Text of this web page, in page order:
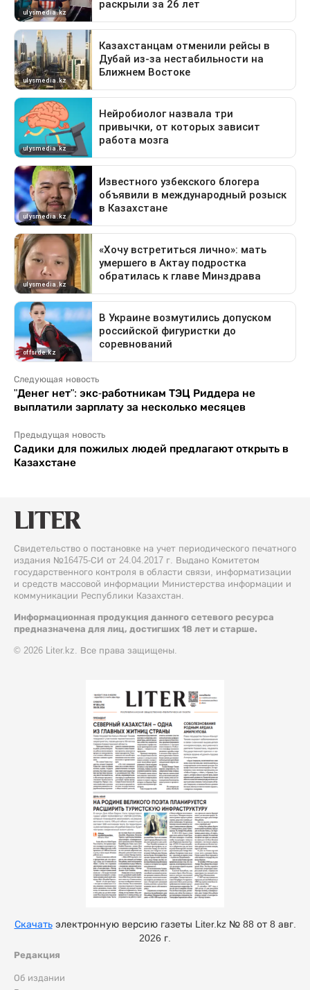
Следующая новость
"Денег нет": экс-работникам ТЭЦ Риддера не
выплатили зарплату за несколько месяцев
Предыдущая новость
Садики для пожилых людей предлагают открыть в
Казахстане
Свидетельство о постановке на учет периодического печатного
издания №16475-СИ от 24.04.2017 г. Выдано Комитетом
государственного контроля в области связи, информатизации
и средств массовой информации Министерства информации и
коммуникации Республики Казахстан.
Информационная продукция данного сетевого ресурса
предназначена для лиц, достигших 18 лет и старше.
© 2026 Liter.kz. Все права защищены.
Редакция
Об издании
Скачатьэлектронную версию газеты Liter.kz № 88 от 8 авг.
2026 г.